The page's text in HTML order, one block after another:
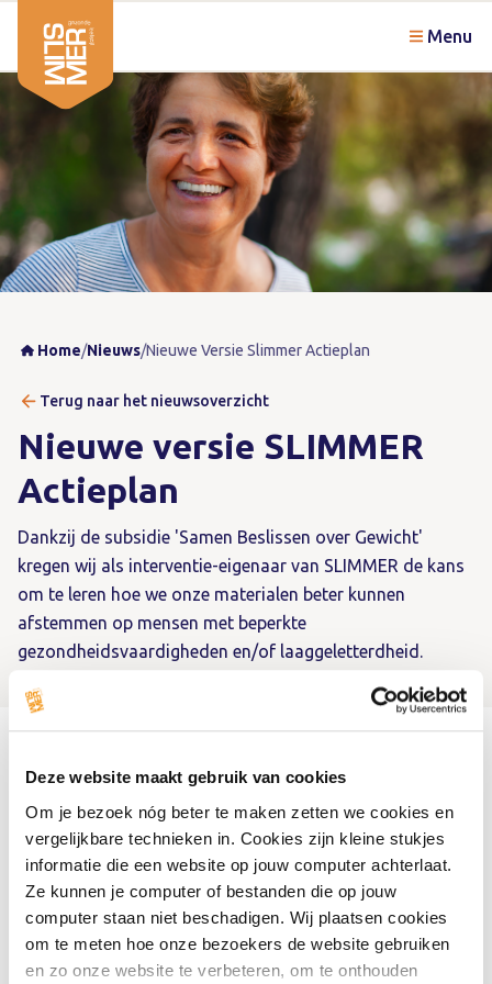
Deze website maakt gebruik van cookies
Om je bezoek nóg beter te maken zetten we cookies en
vergelijkbare technieken in. Cookies zijn kleine stukjes
informatie die een website op jouw computer achterlaat.
Ze kunnen je computer of bestanden die op jouw
computer staan niet beschadigen. Wij plaatsen cookies
om te meten hoe onze bezoekers de website gebruiken
en zo onze website te verbeteren, om te onthouden
Menu
Home/Nieuws/Nieuwe Versie Slimmer Actieplan
Terug naar het nieuwsoverzicht
Nieuwe versie SLIMMER
Actieplan
Dankzij de subsidie 'Samen Beslissen over Gewicht'
kregen wij als interventie-eigenaar van SLIMMER de kans
om te leren hoe we onze materialen beter kunnen
afstemmen op mensen met beperkte
gezondheidsvaardigheden en/of laaggeletterdheid.
In dit traject hebben we intensief samengewerkt met de
taalambassadeurs van Stichting ABC. Hun inzichten
hebben ervoor gezorgd dat het SLIMMER Actieplan flink
is verbeterd en nu een stuk toegankelijker en
gebruiksvriendelijker is. Zo is de tekst aangepast, zijn
passende afbeeldingen ingevoegd en hebben we de grote
tabel om concrete acties in te vullen gewijzigd naar een